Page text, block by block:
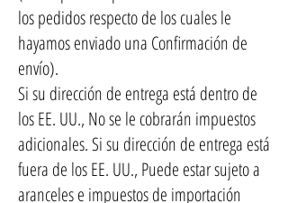
los pedidos respecto de los cuales le
hayamos enviado una Confirmación de
envío).
Si su dirección de entrega está dentro de
los EE. UU., No se le cobrarán impuestos
adicionales. Si su dirección de entrega está
fuera de los EE. UU., Puede estar sujeto a
aranceles e impuestos de importación